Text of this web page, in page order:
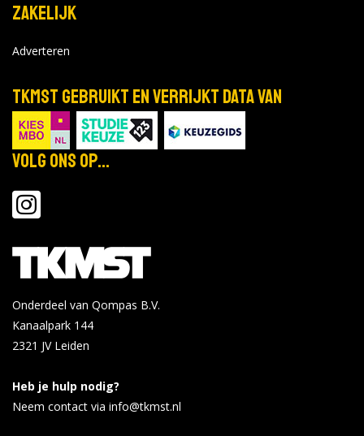
Zakelijk
Adverteren
TKMST gebruikt en verrijkt data van
Volg ons op...
Onderdeel van Qompas B.V.
Kanaalpark 144
2321 JV Leiden
Heb je hulp nodig?
Neem contact via info@tkmst.nl